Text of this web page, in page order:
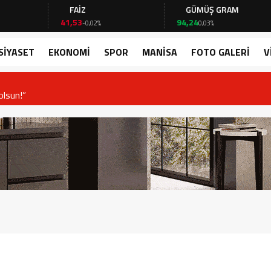
FAİZ
41,53
-0,02%
GÜMÜŞ GRAM
94,24
0,03%
EKONOMİ SPOR MANİSA FOTO GALERİ
bir sayfa açılıyor!”